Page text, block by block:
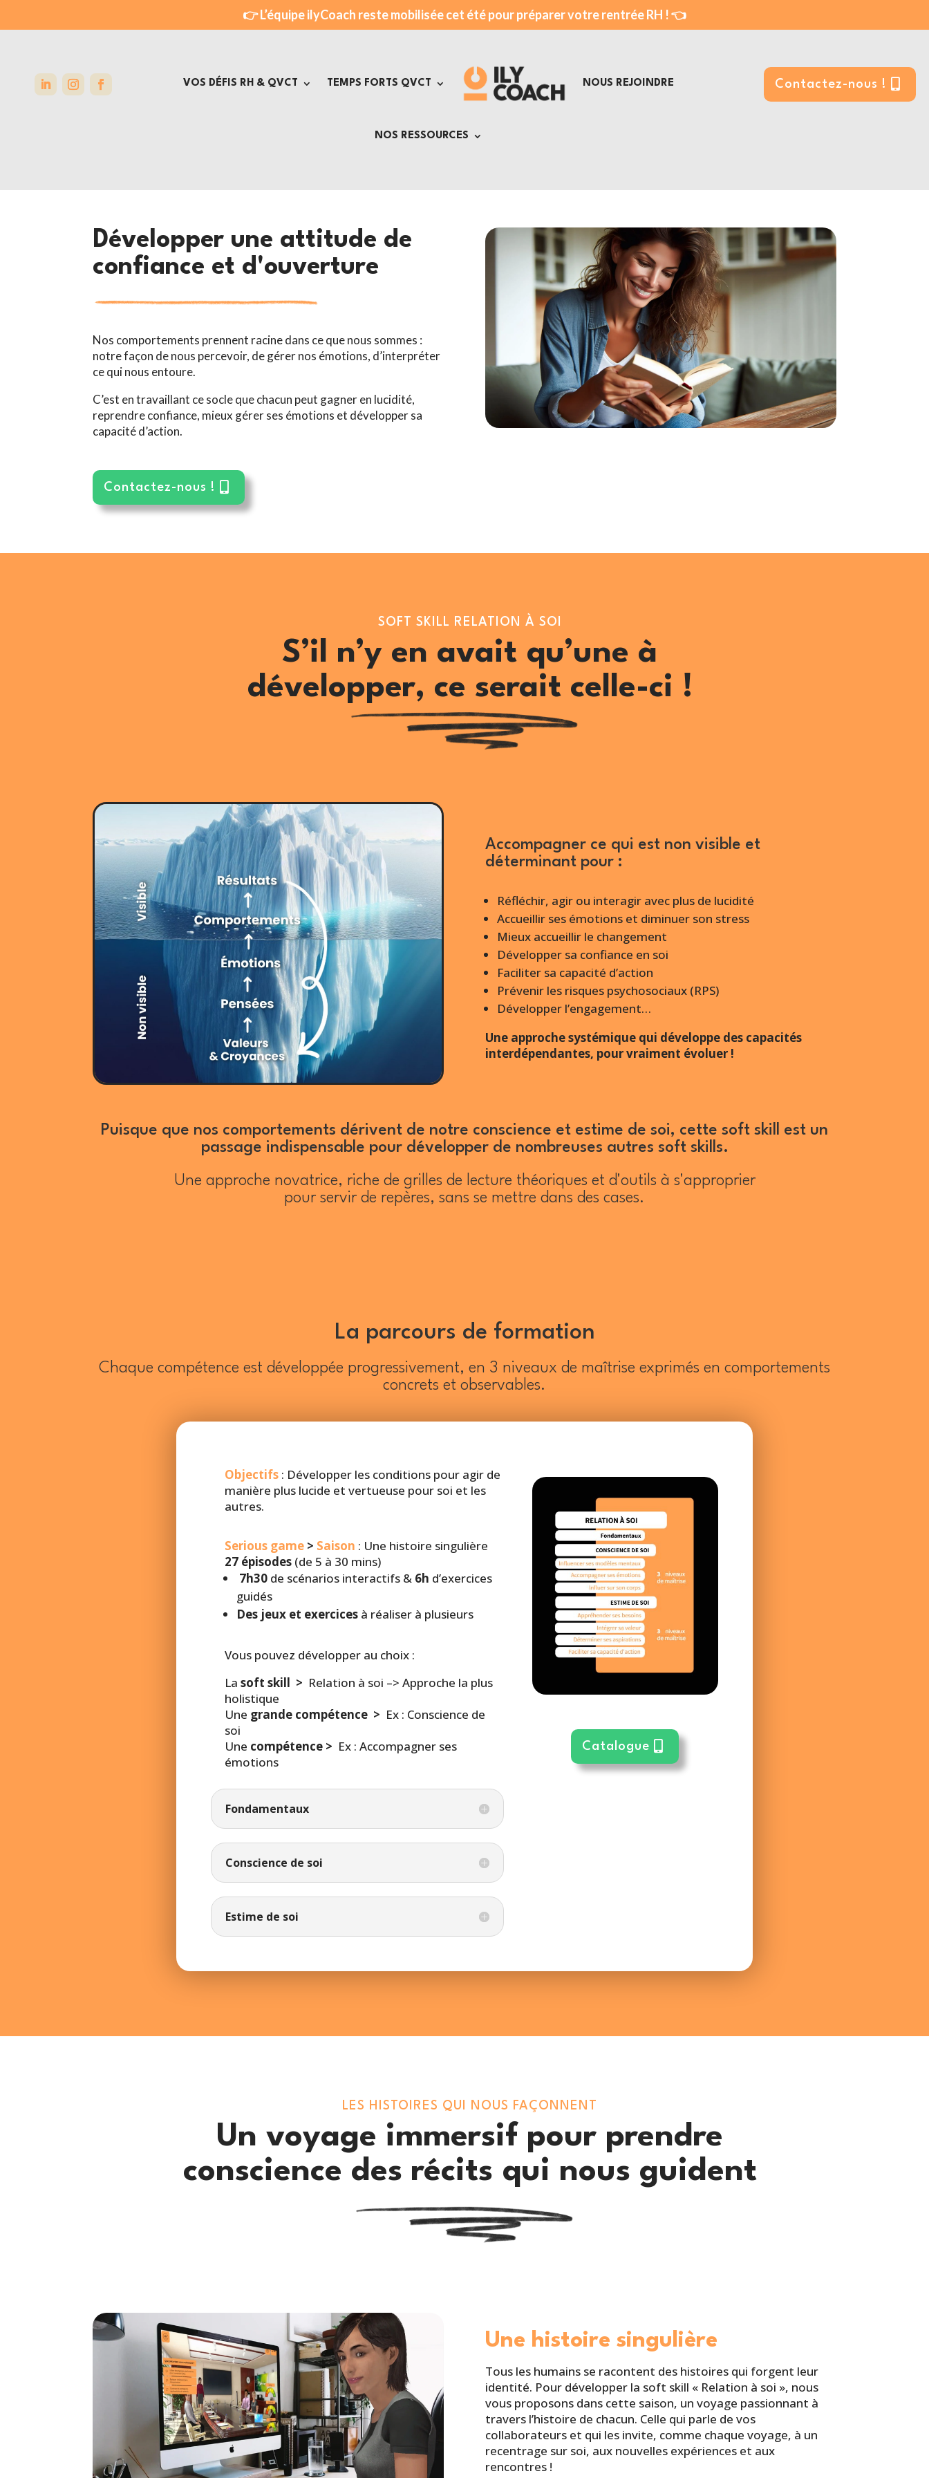
👉 L’équipe ilyCoach reste mobilisée cet été pour préparer votre rentrée RH ! 👈
VOS DÉFIS RH & QVCT
ÉFFICACITÉ PROFESSIONNELLE
TEAM BUILDING
CONFERENCES
TEMPS FORTS QVCT NOUS REJOINDRE
NOS RESSOURCES
Contactez-nous !
Développer une attitude de
confiance et d'ouverture
Nos comportements prennent racine dans ce que nous sommes :
notre façon de nous percevoir, de gérer nos émotions, d’interpréter
ce qui nous entoure.
C’est en travaillant ce socle que chacun peut gagner en lucidité,
reprendre confiance, mieux gérer ses émotions et développer sa
capacité d’action.
Contactez-nous !
SOFT SKILL RELATION À SOI
S’il n’y en avait qu’une à
développer, ce serait celle-ci !
Accompagner ce qui est non visible et
déterminant pour :
Réfléchir, agir ou interagir avec plus de lucidité
Accueillir ses émotions et diminuer son stress
Mieux accueillir le changement
Développer sa confiance en soi
Faciliter sa capacité d’action
Prévenir les risques psychosociaux (RPS)
Développer l’engagement…
Une approche systémique qui développe des capacités
interdépendantes, pour vraiment évoluer !
Puisque que nos comportements dérivent de notre conscience et estime de soi, cette soft skill est un
passage indispensable pour développer de nombreuses autres soft skills.
Une approche novatrice, riche de grilles de lecture théoriques et d'outils à s'approprier
pour servir de repères, sans se mettre dans des cases.
La parcours de formation
Chaque compétence est développée progressivement, en 3 niveaux de maîtrise exprimés en comportements
concrets et observables.
Objectifs : Développer les conditions pour agir de
manière plus lucide et vertueuse pour soi et les
autres.
Serious game > Saison : Une histoire singulière
27 épisodes (de 5 à 30 mins)
7h30 de scénarios interactifs & 6h d’exercices
guidés
Des jeux et exercices à réaliser à plusieurs
Vous pouvez développer au choix :
Lasoft skill > Relation à soi –> Approche la plus
holistique
Une grande compétence > Ex : Conscience de
soi
Une compétence > Ex : Accompagner ses
émotions
Fondamentaux
Conscience de soi
Estime de soi
Catalogue
LES HISTOIRES QUI NOUS FAÇONNENT
Un voyage immersif pour prendre
conscience des récits qui nous guident
Une histoire singulière
Tous les humains se racontent des histoires qui forgent leur
identité. Pour développer la soft skill « Relation à soi », nous
vous proposons dans cette saison, un voyage passionnant à
travers l’histoire de chacun. Celle qui parle de vos
collaborateurs et qui les invite, comme chaque voyage, à un
recentrage sur soi, aux nouvelles expériences et aux
rencontres !